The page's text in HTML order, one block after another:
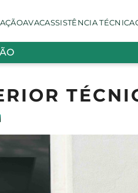
AVACASSISTÊNCIA TÉCNICA